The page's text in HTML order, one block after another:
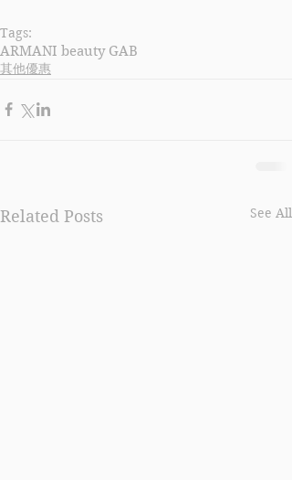
Tags:
ARMANI beauty GAB
其他優惠
Related Posts See All